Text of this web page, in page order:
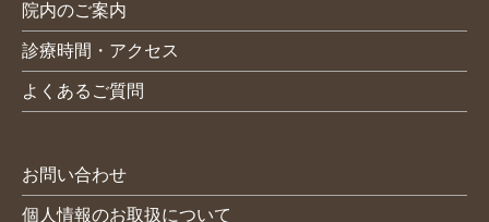
院内のご案内
診療時間・アクセス
よくあるご質問
お問い合わせ
個人情報のお取扱について